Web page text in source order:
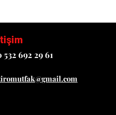
532 692 29 61